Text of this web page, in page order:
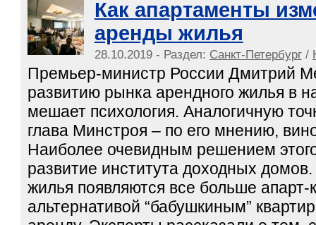
Как апартаменты
аренды жилья
28.10.2019 - Раздел: Санкт-Петербург/
Премьер-министр России Дмитрий
развитию рынка арендного жилья в
мешает психология. Аналогичную
глава Минстроя – по его мнению,
Наиболее очевидным решением
развитие института доходных
жилья появляются все больше апарт-
альтернативой “бабушкиным”